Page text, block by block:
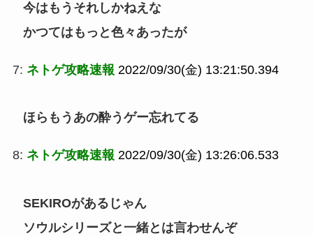
今はもうそれしかねえな
かつてはもっと色々あったが
7: ネトゲ攻略速報 2022/09/30(金) 13:21:50.394
ほらもうあの酔うゲー忘れてる
8: ネトゲ攻略速報 2022/09/30(金) 13:26:06.533
SEKIROがあるじゃん
ソウルシリーズと一緒とは言わせんぞ